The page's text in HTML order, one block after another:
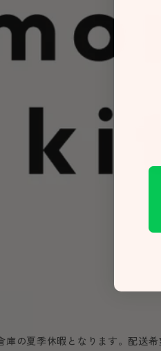
の夏季休暇となります。配送